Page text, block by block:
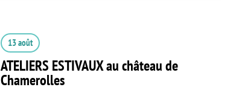
13 août
ATELIERS ESTIVAUX au château de
Chamerolles